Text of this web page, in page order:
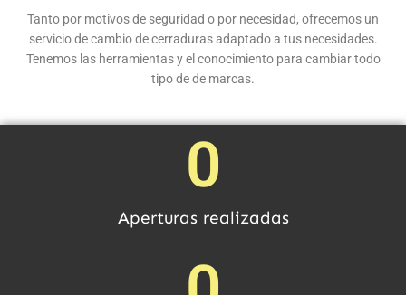
Tanto por motivos de seguridad o por necesidad, ofrecemos un
servicio de cambio de cerraduras adaptado a tus necesidades.
Tenemos las herramientas y el conocimiento para cambiar todo
tipo de de marcas.
Aperturas realizadas
0